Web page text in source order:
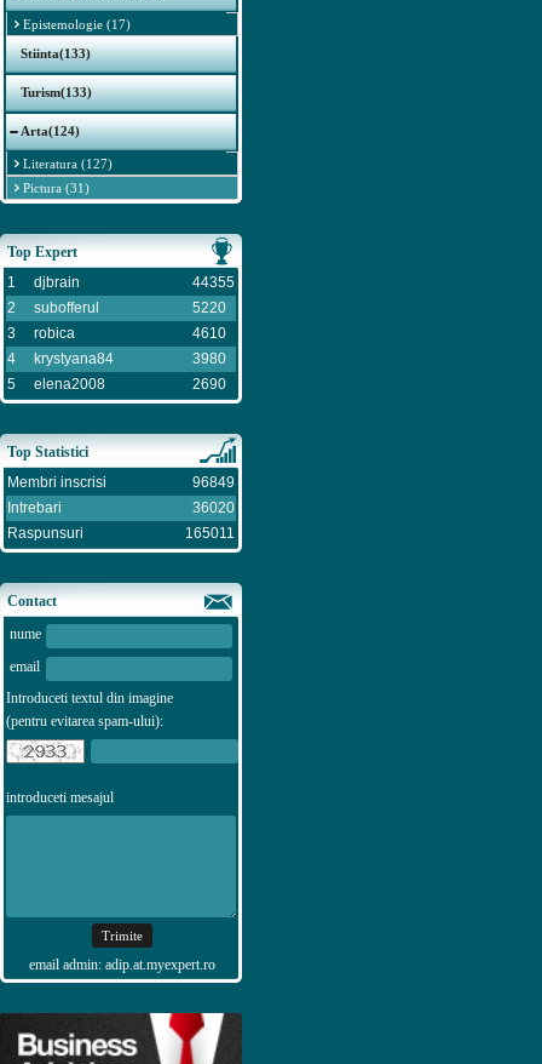
Epistemologie (17)
Stiinta(133)
Turism(133)
Arta(124)
Literatura (127)
Pictura (31)
Top Expert
1
djbrain
44355
2
subofferul
5220
3
robica
4610
4
krystyana84
3980
5
elena2008 2690
Top Statistici
Membri inscrisi
96849
Intrebari
36020
Raspunsuri
165011
Contact
nume
email
Introduceti textul din imagine
(pentru evitarea spam-ului):
introduceti mesajul
email admin: adip.at.myexpert.ro